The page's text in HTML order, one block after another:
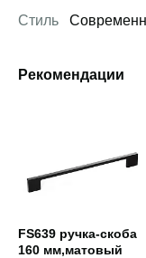
Стиль
Рекомендации
FS639 ручка-скоба
160 мм,матовый